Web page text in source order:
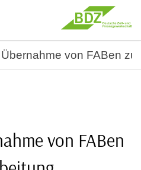
von FABen
von FABen